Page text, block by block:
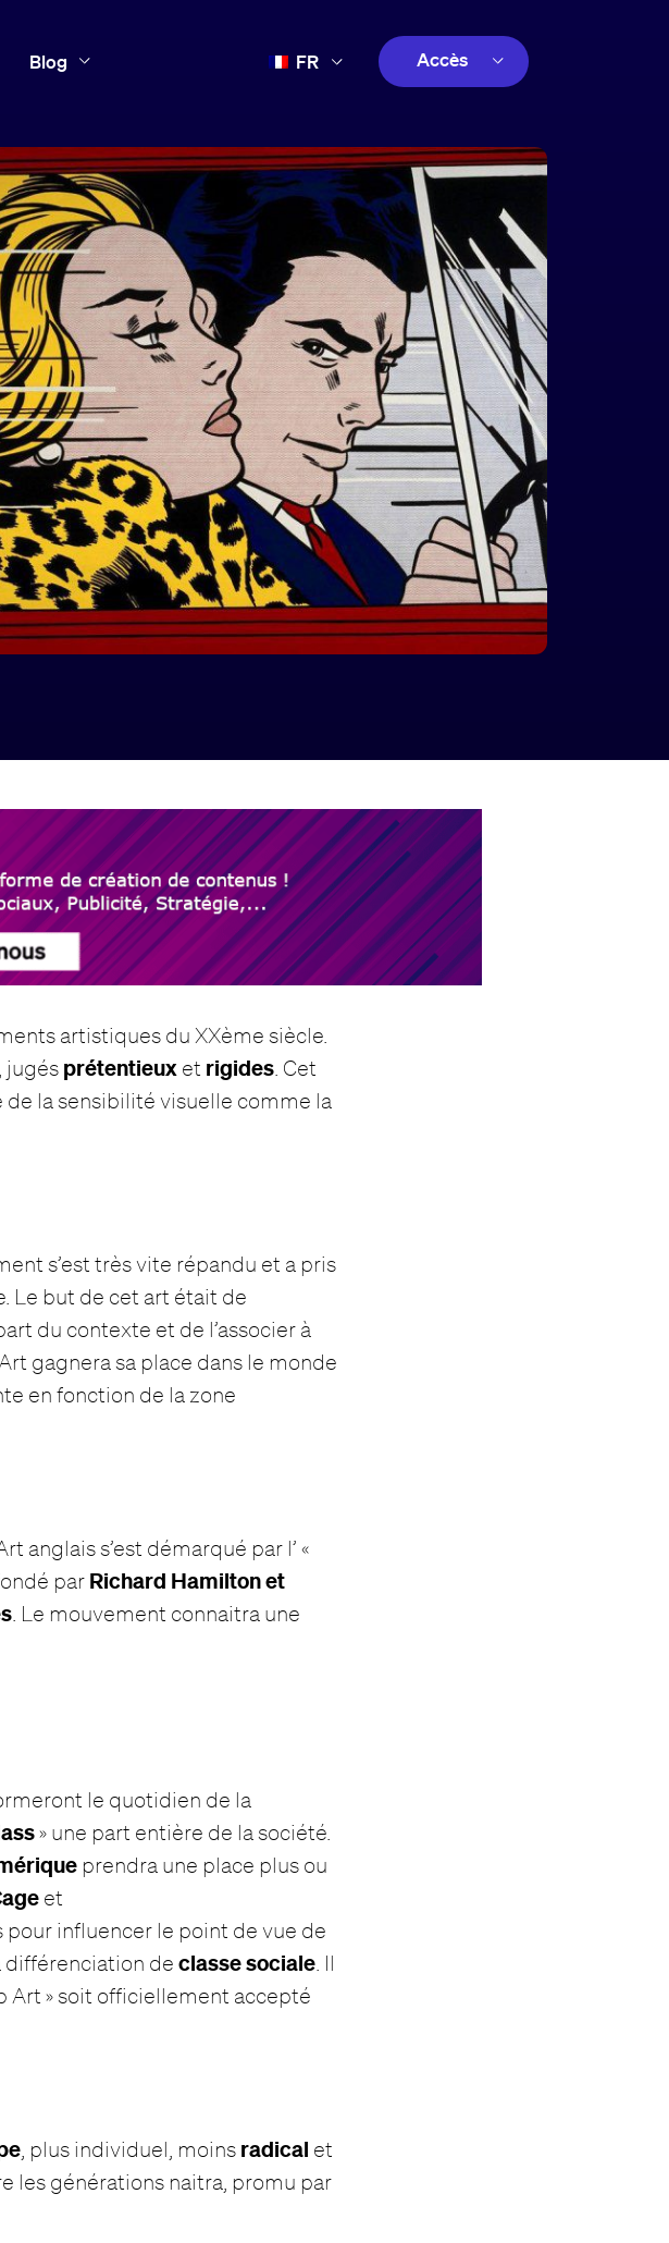
Blog FR
ES
Accès
créatif
client
artistiques du XXème siècle.
, jugés prétentieux et rigides . Cet
de la sensibilité visuelle comme la
s’est très vite répandu et a pris
Le but de cet art était de
du contexte et de l’associer à
gagnera sa place dans le monde
en fonction de la zone
anglais s’est démarqué par l’ «
par Richard Hamilton et
. Le mouvement connaitra une
le quotidien de la
» une part entière de la société.
prendra une place plus ou
et
pour influencer le point de vue de
différenciation declasse sociale . Il
Art » soit officiellement accepté
, plus individuel, moins radical et
les générations naitra, promu par